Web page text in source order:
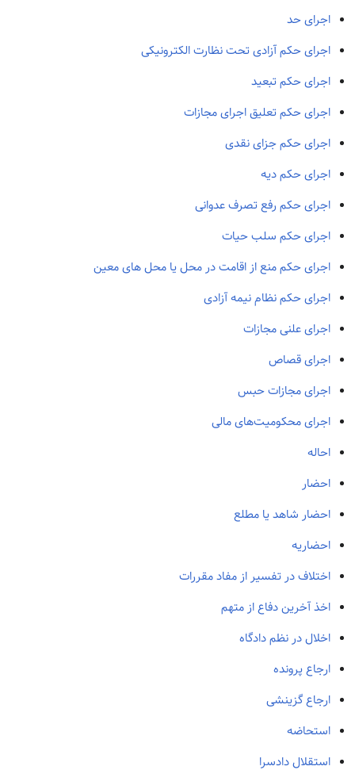
اجرای حد
اجرای حکم آزادی تحت نظارت الکترونیکی
اجرای حکم تبعید
اجرای حکم تعلیق اجرای مجازات
اجرای حکم جزای نقدی
اجرای حکم دیه
اجرای حکم رفع تصرف عدوانی
اجرای حکم سلب حیات
اجرای حکم منع از اقامت در محل یا محل های معین
اجرای حکم نظام نیمه آزادی
اجرای علنی مجازات
اجرای قصاص
اجرای مجازات حبس
اجرای محکومیت‌های مالی
احاله
احضار
احضار شاهد یا مطلع
احضاریه
اختلاف در تفسیر از مفاد مقررات
اخذ آخرین دفاع از متهم
اخلال در نظم دادگاه
ارجاع پرونده
ارجاع گزینشی
استحاضه
استقلال دادسرا